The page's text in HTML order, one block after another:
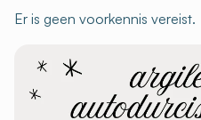
Er is geen voorkennis vereist.